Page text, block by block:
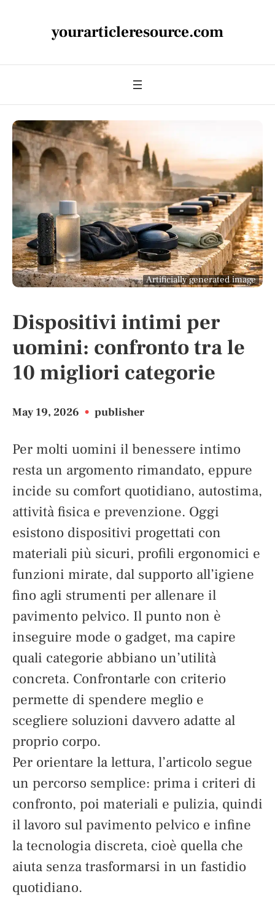
yourarticleresource.com
Artificially generated image
Dispositivi intimi per
uomini: confronto tra le
10 migliori categorie
May 19, 2026 • publisher
Per molti uomini il benessere intimo
resta un argomento rimandato, eppure
incide su comfort quotidiano, autostima,
attività fisica e prevenzione. Oggi
esistono dispositivi progettati con
materiali più sicuri, profili ergonomici e
funzioni mirate, dal supporto all’igiene
fino agli strumenti per allenare il
pavimento pelvico. Il punto non è
inseguire mode o gadget, ma capire
quali categorie abbiano un’utilità
concreta. Confrontarle con criterio
permette di spendere meglio e
scegliere soluzioni davvero adatte al
proprio corpo.
Per orientare la lettura, l’articolo segue
un percorso semplice: prima i criteri di
confronto, poi materiali e pulizia, quindi
il lavoro sul pavimento pelvico e infine
la tecnologia discreta, cioè quella che
aiuta senza trasformarsi in un fastidio
quotidiano.